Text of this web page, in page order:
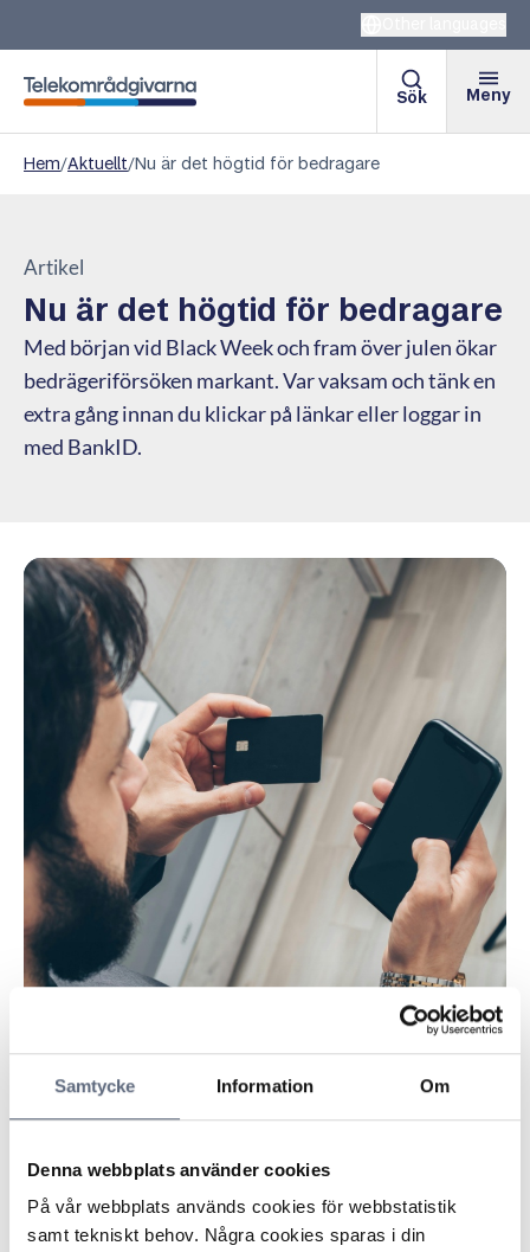
Samtycke Information Om
Denna webbplats använder cookies
På vår webbplats används cookies för webbstatistik
samt tekniskt behov. Några cookies sparas i din
Telekområdgivarna
Sök Meny
Hem/Aktuellt/Nu är det högtid för bedragare
Artikel
Nu är det högtid för bedragare
Med början vid Black Week och fram över julen ökar
bedrägeriförsöken markant. Var vaksam och tänk en
extra gång innan du klickar på länkar eller loggar in
med BankID.